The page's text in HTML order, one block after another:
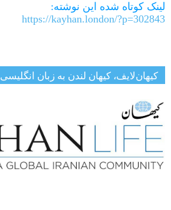
لینک کوتاه شده این نوشته:
https://kayhan.london/?p=302843
کیهان‌لایف، کیهان لندن به زبان انگلیسی